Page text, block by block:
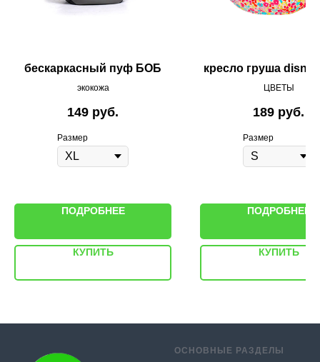
бескаркасный пуф БОБ
экокожа
149 руб.
Размер
ПОДРОБНЕЕ
КУПИТЬ
кресло груша
ЦВЕТЫ
189 руб.
Размер
ПОДРОБНЕЕ
КУПИТЬ
ОСНОВНЫЕ РАЗДЕЛЫ